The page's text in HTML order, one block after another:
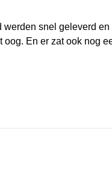
snel geleverd
oog. En er zat ook nog